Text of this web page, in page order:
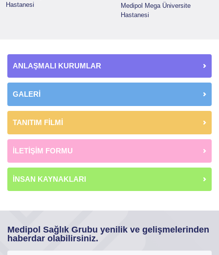
Hastanesi
Medipol Mega Üniversite
Hastanesi
ANLAŞMALI KURUMLAR
GALERİ
TANITIM FİLMİ
İLETİŞİM FORMU
İNSAN KAYNAKLARI
Medipol Sağlık Grubu yenilik ve gelişmelerinden
haberdar olabilirsiniz.